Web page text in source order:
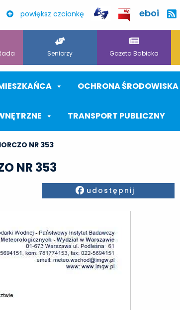
powiększ czcionkę eboi
Seniorzy Gazeta Babicka
OCHRONA ŚRODOWISKA
TRANSPORT PUBLICZNY
NR 353
NR 353
Facebook
udostępnij